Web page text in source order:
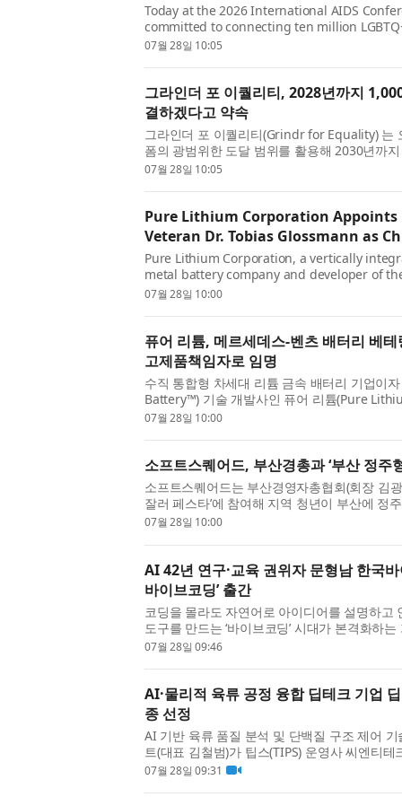
Today at the 2026 International AIDS
committed to connecting ten million
2028, leveraging its platform reach to
07월 28일 10:05
그라인더 포 이퀄리티, 2028년까지
결하겠다고 약속
그라인더 포 이퀄리티(Grindr for Equality) 는
폼의 광범위한 도달 범위를 활용해 2030년까
진전시키고, 2028년까지 1000만명의 LGBTQ+
07월 28일 10:05
Pure Lithium Corporation Appoints
Veteran Dr. Tobias Glossmann as
Pure Lithium Corporation, a vertically
metal battery company and developer of
technology, today announced the
07월 28일 10:00
퓨어 리튬, 메르세데스-벤츠 배터리 베
고제품책임자로 임명
수직 통합형 차세대 리튬 금속 배터리 기업이
Battery™) 기술 개발사인 퓨어 리튬(Pure
Glossmann) 박사를 최고제품책임자(CPO)로
07월 28일 10:00
소프트스퀘어드, 부산경총과 ‘부산 정주
소프트스퀘어드는 부산경영자총협회(회장 김
잘러 페스타’에 참여해 지역 청년이 부산에 정
를 원격으로 수행할 수 있는 ‘부산 정주형 원격
07월 28일 10:00
AI 42년 연구·교육 권위자 문형남 한국
바이브코딩’ 출간
코딩을 몰라도 자연어로 아이디어를 설명하고
도구를 만드는 ‘바이브코딩’ 시대가 본격화하
국AI교육협회·한국바이브코딩협회 회장인 문
07월 28일 09:46
AI·물리적 육류 공정 융합 딥테크 기업
종 선정
AI 기반 육류 품질 분석 및 단백질 구조 제어
트(대표 김철범)가 팁스(TIPS) 운영사 씨엔티
처기업부의 ‘딥테크 팁스(Deep-Tech TIPS)’에
07월 28일 09:31